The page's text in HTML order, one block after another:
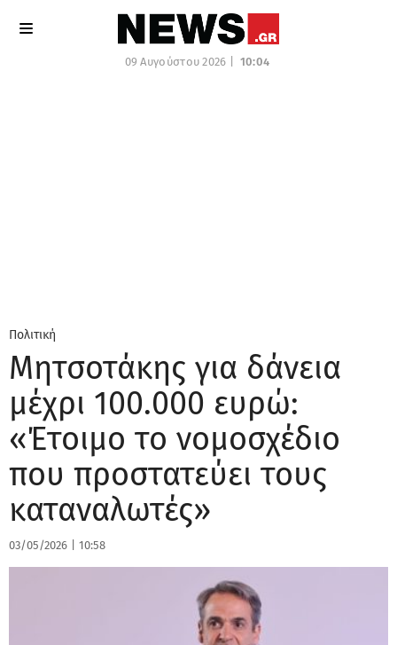
09 Αυγούστου 2026 | 10:04
Πολιτική
Μητσοτάκης για δάνεια
μέχρι 100.000 ευρώ:
«Έτοιμο το νομοσχέδιο
που προστατεύει τους
καταναλωτές»
03/05/2026 10:58